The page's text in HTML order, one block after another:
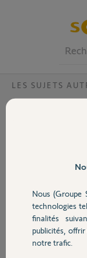
Volet
Sécurité
Domotique
LES SUJETS
tahoma rail
Nous (Groupe
technologies
finalités
publicités,
notre trafic.